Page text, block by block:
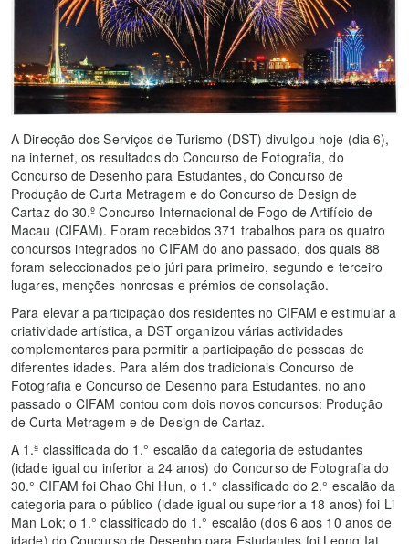
A Direcção dos Serviços de Turismo (DST) divulgou hoje (dia 6),
na internet, os resultados do Concurso de Fotografia, do
Concurso de Desenho para Estudantes, do Concurso de
Produção de Curta Metragem e do Concurso de Design de
Cartaz do 30.º Concurso Internacional de Fogo de Artifício de
Macau (CIFAM). Foram recebidos 371 trabalhos para os quatro
concursos integrados no CIFAM do ano passado, dos quais 88
foram seleccionados pelo júri para primeiro, segundo e terceiro
lugares, menções honrosas e prémios de consolação.
Para elevar a participação dos residentes no CIFAM e estimular a
criatividade artística, a DST organizou várias actividades
complementares para permitir a participação de pessoas de
diferentes idades. Para além dos tradicionais Concurso de
Fotografia e Concurso de Desenho para Estudantes, no ano
passado o CIFAM contou com dois novos concursos: Produção
de Curta Metragem e de Design de Cartaz.
A 1.ª classificada do 1.° escalão da categoria de estudantes
(idade igual ou inferior a 24 anos) do Concurso de Fotografia do
30.° CIFAM foi Chao Chi Hun, o 1.° classificado do 2.° escalão da
categoria para o público (idade igual ou superior a 18 anos) foi Li
Man Lok; o 1.° classificado do 1.° escalão (dos 6 aos 10 anos de
idade) do Concurso de Desenho para Estudantes foi Leong Iat